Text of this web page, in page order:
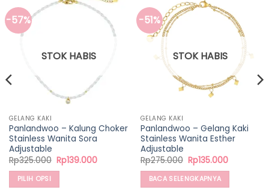
-57%
STOK HABIS
GELANG KAKI
Panlandwoo – Kalung Choker
Stainless Wanita Sora
Adjustable
Rp325.000 Harga
aslinya
Rp139.000Harga
PILIH OPSI
-51%
STOK HABIS
GELANG KAKI
Panlandwoo – Gelang Kaki
Stainless Wanita Esther
Adjustable
Rp275.000 Harga
aslinya
adalah:
Rp275.000.
Rp135.000Harga
Rp135.000.
BACA SELENGKAPNYA